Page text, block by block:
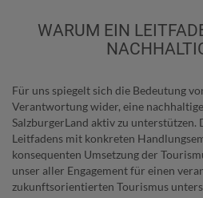
WARUM EIN
Für uns spiegelt sich die Bedeutung
Verantwortung wider, eine
SalzburgerLand aktiv zu unterstützen.
Leitfadens mit konkreten
konsequenten Umsetzung der
unser aller Engagement für einen
zukunftsorientierten Tourismus